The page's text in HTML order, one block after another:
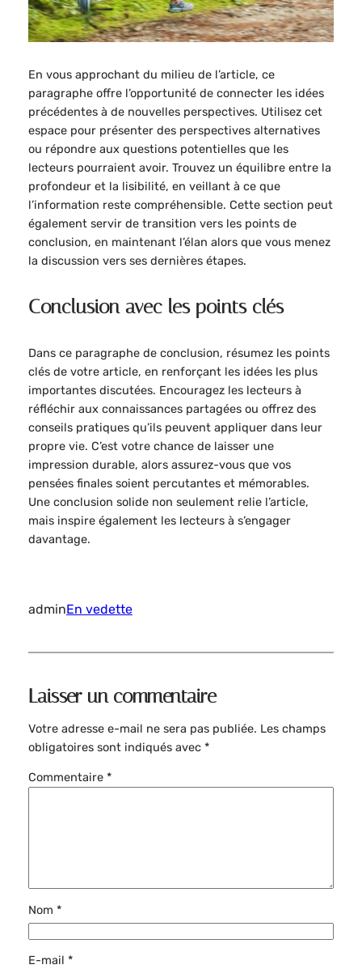
En vous approchant du milieu de l’article, ce
paragraphe offre l’opportunité de connecter les idées
précédentes à de nouvelles perspectives. Utilisez cet
espace pour présenter des perspectives alternatives
ou répondre aux questions potentielles que les
lecteurs pourraient avoir. Trouvez un équilibre entre la
profondeur et la lisibilité, en veillant à ce que
l’information reste compréhensible. Cette section peut
également servir de transition vers les points de
conclusion, en maintenant l’élan alors que vous menez
la discussion vers ses dernières étapes.
Conclusion avec les points clés
Dans ce paragraphe de conclusion, résumez les points
clés de votre article, en renforçant les idées les plus
importantes discutées. Encouragez les lecteurs à
réfléchir aux connaissances partagées ou offrez des
conseils pratiques qu’ils peuvent appliquer dans leur
propre vie. C’est votre chance de laisser une
impression durable, alors assurez-vous que vos
pensées finales soient percutantes et mémorables.
Une conclusion solide non seulement relie l’article,
mais inspire également les lecteurs à s’engager
davantage.
adminEn vedette
Laisser un commentaire
Votre adresse e-mail ne sera pas publiée. Les champs
obligatoires sont indiqués avec *
Commentaire *
Nom *
E-mail *